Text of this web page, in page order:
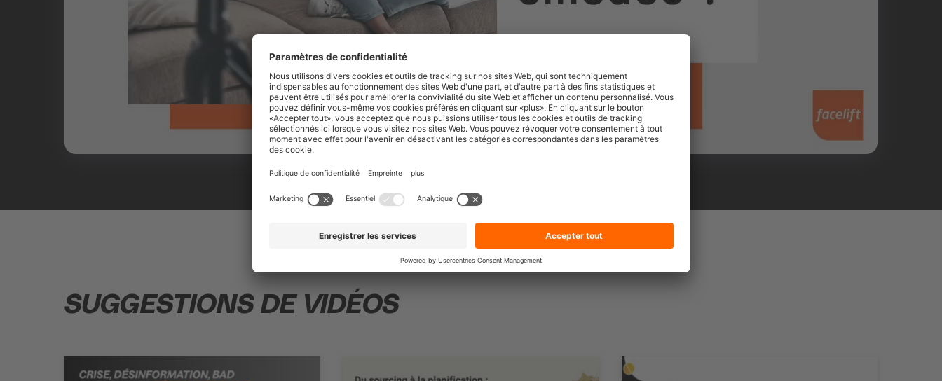
SUGGESTIONS DE VIDÉOS